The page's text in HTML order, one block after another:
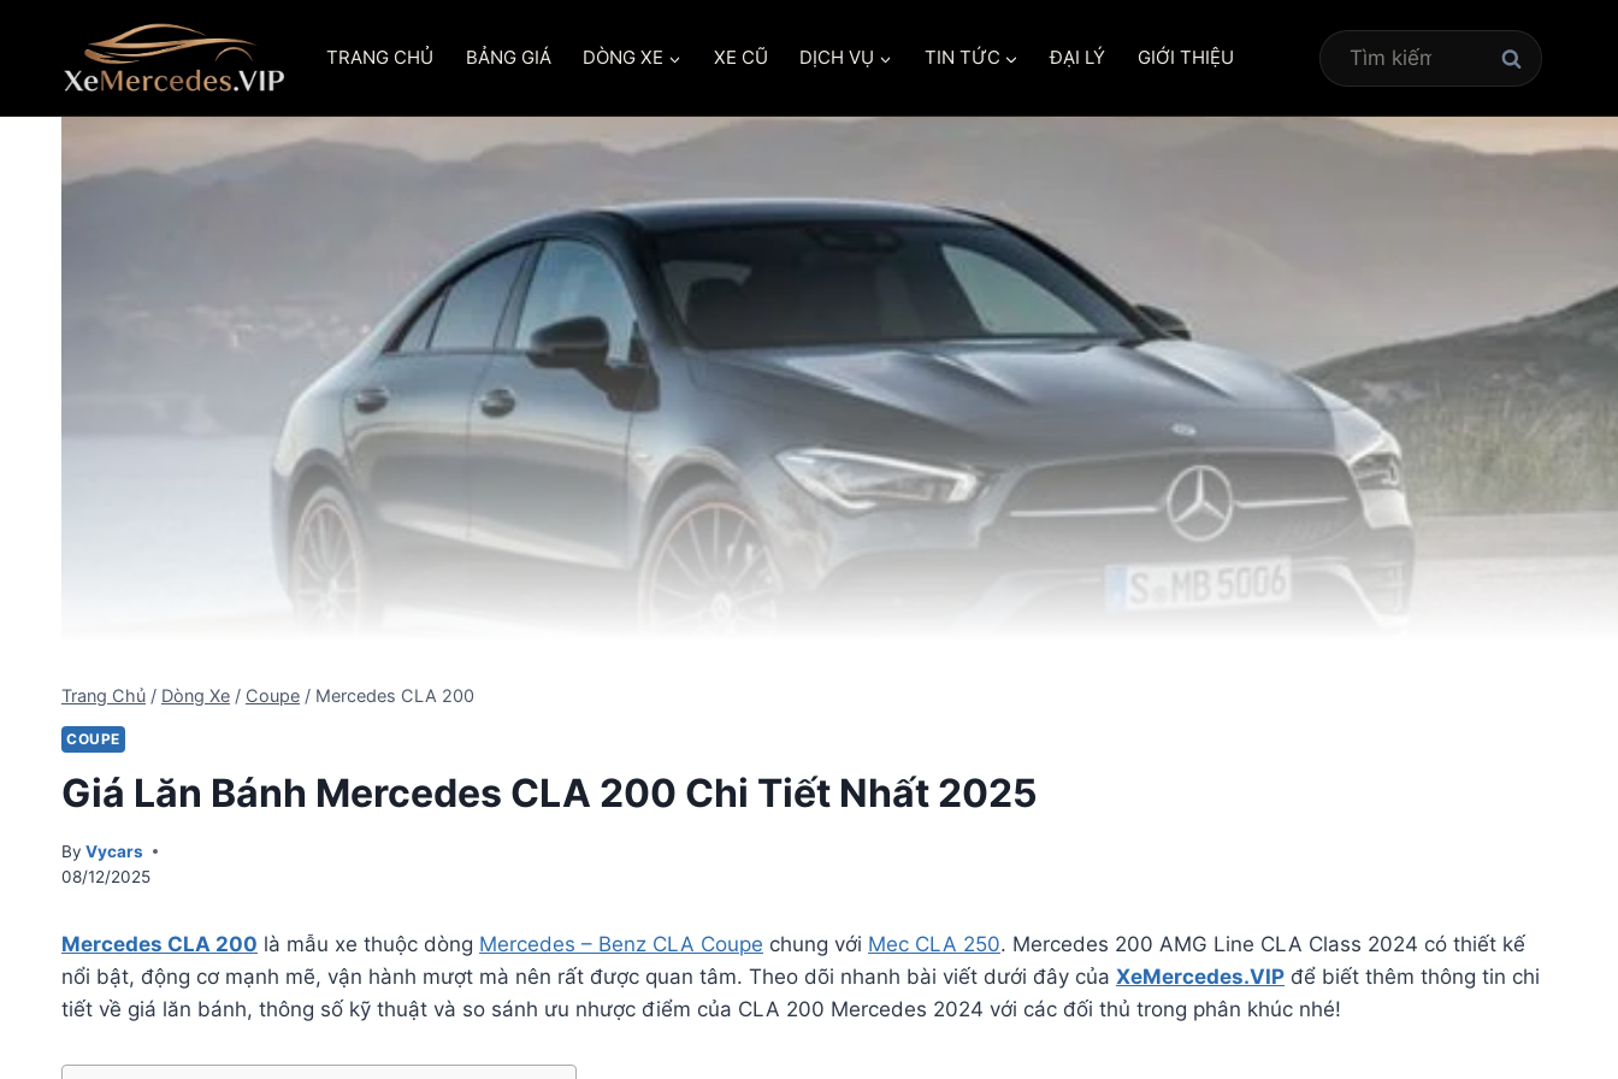
content
TRANG CHỦ BẢNG GIÁ DÒNG XE XE CŨ DỊCH VỤ TIN TỨC ĐẠI LÝ GIỚI THIỆU
Tìm
kiếm
cho:
Trang Chủ / Dòng Xe / Coupe / Mercedes CLA 200
COUPE
Giá Lăn Bánh Mercedes CLA 200 Chi Tiết Nhất 2025
By Vycars
08/12/2025
Mercedes CLA 200 là mẫu xe thuộc dòng Mercedes – Benz CLA Coupe chung với Mec CLA 250. Mercedes 200 AMG Line CLA Class 2024 có thiết kế
nổi bật, động cơ mạnh mẽ, vận hành mượt mà nên rất được quan tâm. Theo dõi nhanh bài viết dưới đây của XeMercedes.VIP để biết thêm thông tin chi
tiết về giá lăn bánh, thông số kỹ thuật và so sánh ưu nhược điểm của CLA 200 Mercedes 2024 với các đối thủ trong phân khúc nhé!